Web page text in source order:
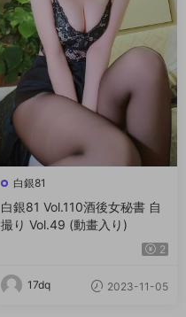
白銀81
白銀81 Vol.110酒後女秘書 自
撮り Vol.49 (動畫入り)
2
17dq 2023-11-05